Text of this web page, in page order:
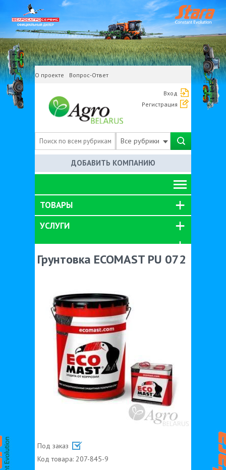
О проекте Вопрос-Ответ
Вход
Регистрация
Все рубрики
ДОБАВИТЬ КОМПАНИЮ
ТОВАРЫ
УСЛУГИ
Грунтовка ECOMAST PU 072
Под заказ
Код товара: 207-845-9